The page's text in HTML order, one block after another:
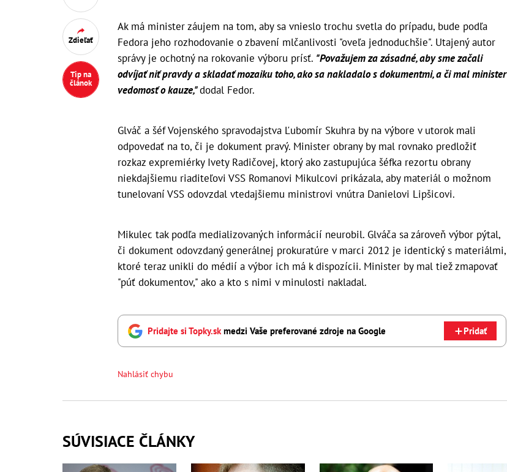
Zdieľať
Tip na
článok
Ak má minister záujem na tom, aby sa vnieslo trochu svetla do prípadu, bude podľa
Fedora jeho rozhodovanie o zbavení mlčanlivosti "oveľa jednoduchšie". Utajený autor
správy je ochotný na rokovanie výboru prísť. "Považujem za zásadné, aby sme začali
odvíjať niť pravdy a skladať mozaiku toho, ako sa nakladalo s dokumentmi, a či mal minister
vedomosť o kauze,"dodal Fedor.
Glváč a šéf Vojenského spravodajstva Ľubomír Skuhra by na výbore v utorok mali
odpovedať na to, či je dokument pravý. Minister obrany by mal rovnako predložiť
rozkaz expremiérky Ivety Radičovej, ktorý ako zastupujúca šéfka rezortu obrany
niekdajšiemu riaditeľovi VSS Romanovi Mikulcovi prikázala, aby materiál o možnom
tunelovaní VSS odovzdal vtedajšiemu ministrovi vnútra Danielovi Lipšicovi.
Mikulec tak podľa medializovaných informácií neurobil. Glváča sa zároveň výbor pýtal,
či dokument odovzdaný generálnej prokuratúre v marci 2012 je identický s materiálmi,
ktoré teraz unikli do médií a výbor ich má k dispozícii. Minister by mal tiež zmapovať
"púť dokumentov," ako a kto s nimi v minulosti nakladal.
Pridajte si Topky.sk medzi Vaše preferované zdroje na Google Pridať
Nahlásiť chybu
SÚVISIACE ČLÁNKY